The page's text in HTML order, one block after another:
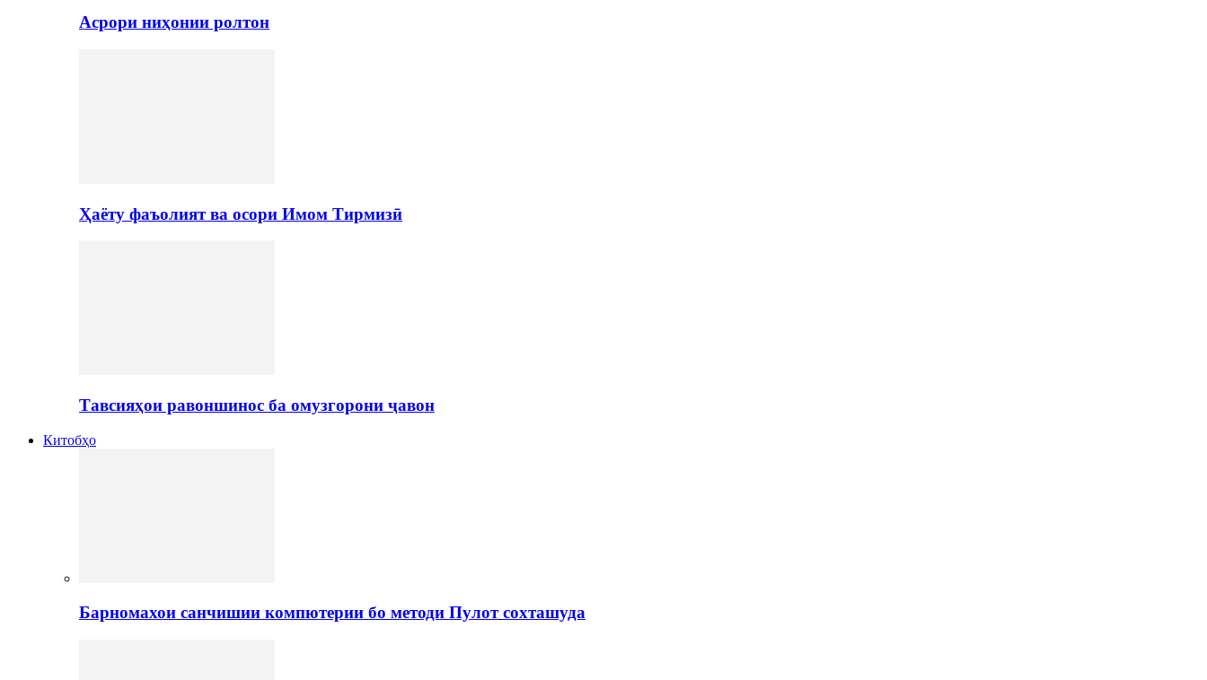
Асрори ниҳонии ролтон
Ҳаёту фаъолият ва осори Имом Тирмизӣ
Тавсияҳои равоншинос ба омузгорони ҷавон
Китобҳо
Барномахои санчишии компютерии бо методи Пулот сохташуда